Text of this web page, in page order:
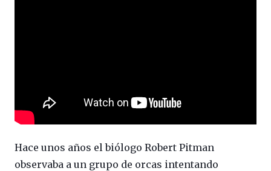
Hace unos años el biólogo Robert Pitman
observaba a un grupo de orcas intentando